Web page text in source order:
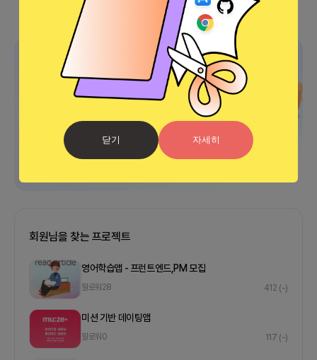
닫기 자세히
회원님을 찾는 프로젝트
영어학습앱 - 프런트엔드,PM 모집
팔로워 28 412 (-)
미션 기반 데이팅앱
팔로워 0 117 (-)